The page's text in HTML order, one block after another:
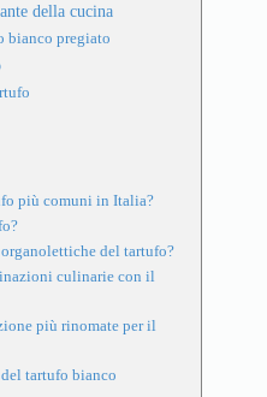
della cucina
bianco pregiato
più comuni in Italia?
del tartufo?
culinarie con il
più rinomate per il
tartufo bianco